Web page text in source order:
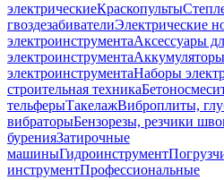
электрическиеКраскопульты
гвоздезабивателиЭлектрические
электроинструментаАксессуары
электроинструмента
электроинструментаНаборы
строительная техника
тельферыТакелажВиброплиты,
вибраторыБензорезы, резчики
буренияЗатирочные
машиныГидроинструмент
инструментПрофессиональные